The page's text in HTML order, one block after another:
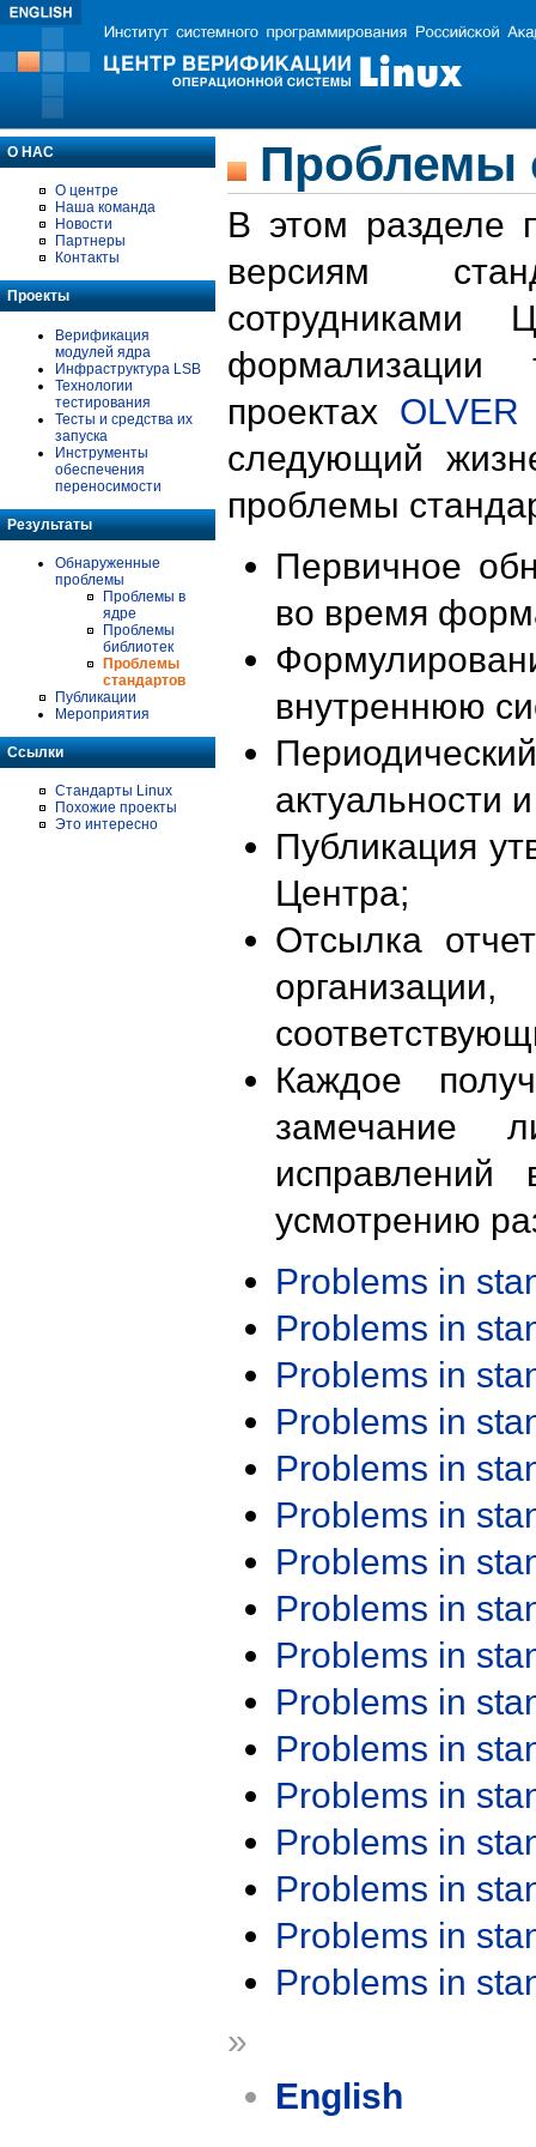
О НАС
О центре
Наша команда
Новости
Партнеры
Контакты
Проекты
Верификация
модулей ядра
Инфраструктура LSB
Технологии
тестирования
Тесты и средства их
запуска
Инструменты
обеспечения
переносимости
Результаты
Обнаруженные
проблемы
Проблемы в
ядре
Проблемы
библиотек
Проблемы
стандартов
Публикации
Мероприятия
Ссылки
Стандарты Linux
Похожие проекты
Это интересно
Проблемы
В этом разделе
версиям
формализации
проектах OLVER
следующий
проблемы
Первичное
во время
внутреннюю
актуальности
Публикация
Центра;
Отсылка
Каждое
замечание
исправлений
усмотрению
Problems in
Problems in
Problems in
Problems in
Problems in
Problems in
Problems in
Problems in
Problems in
Problems in
Problems in
Problems in
Problems in
Problems in
Problems in
Problems in
»
English